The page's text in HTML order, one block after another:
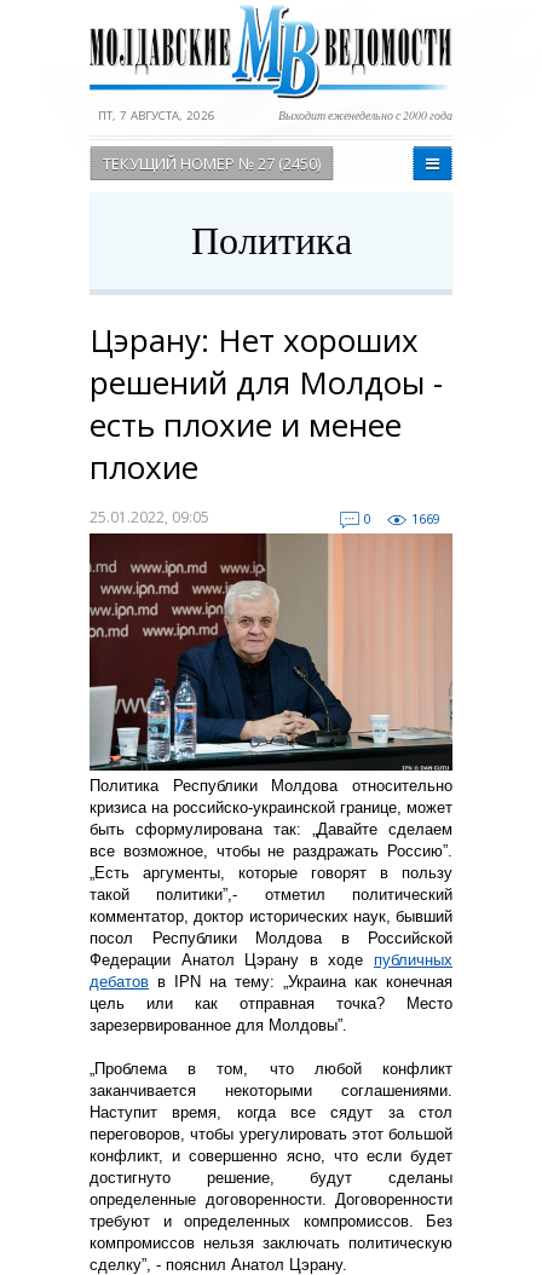
ПТ, 7 АВГУСТА, 2026 Выходит еженедельно с 2000 года
ТЕКУЩИЙ НОМЕР № 27 (2450)
Политика
Цэрану: Нет хороших
решений для Молдоы -
есть плохие и менее
плохие
25.01.2022, 09:05 0 1669
Политика Республики Молдова относительно
кризиса на российско-украинской границе, может
быть сформулирована так: „Давайте сделаем
все возможное, чтобы не раздражать Россию”.
„Есть аргументы, которые говорят в пользу
такой политики”,- отметил политический
комментатор, доктор исторических наук, бывший
посол Республики Молдова в Российской
Федерации Анатол Цэрану в ходе публичных
дебатов в IPN на тему: „Украина как конечная
цель или как отправная точка? Место
зарезервированное для Молдовы”.
„Проблема в том, что любой конфликт
заканчивается некоторыми соглашениями.
Наступит время, когда все сядут за стол
переговоров, чтобы урегулировать этот большой
конфликт, и совершенно ясно, что если будет
достигнуто решение, будут сделаны
определенные договоренности. Договоренности
требуют и определенных компромиссов. Без
компромиссов нельзя заключать политическую
сделку”, - пояснил Анатол Цэрану.